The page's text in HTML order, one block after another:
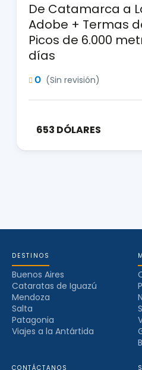
De Catamarca a
Adobe + Termas
Picos de 6.000
días
0 (Sin revisión)
653 DÓLARES
DESTINOS
Buenos Aires
Cataratas de Iguazú
Mendoza
Salta
Patagonia
Viajes a la Antártida
CONTÁCTANOS